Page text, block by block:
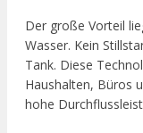
Der große Vorteil
Wasser. Kein
Tank. Diese
Haushalten, Büros
hohe